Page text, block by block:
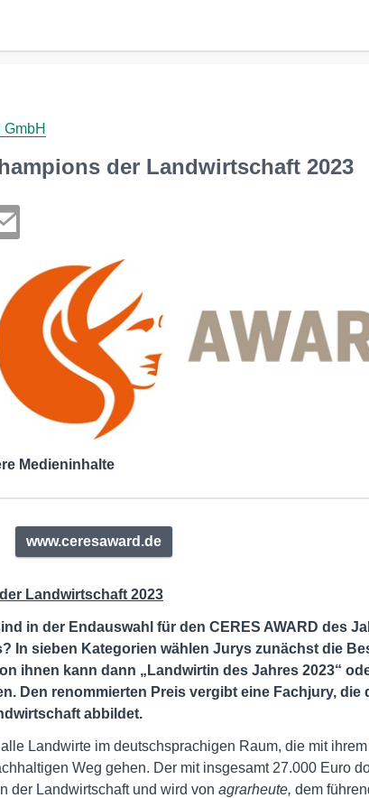
der Landwirtschaft 2023
Medieninhalte
www.ceresaward.de
Landwirtschaft 2023
in der Endauswahl für den CERES AWARD des
In sieben Kategorien wählen Jurys zunächst die
ihnen kann dann „Landwirtin des Jahres 2023“
Den renommierten Preis vergibt eine Fachjury, die
abbildet.
Landwirte im deutschsprachigen Raum, die mit
Weg gehen. Der mit insgesamt 27.000 Euro
der Landwirtschaft und wird von agrarheute, dem